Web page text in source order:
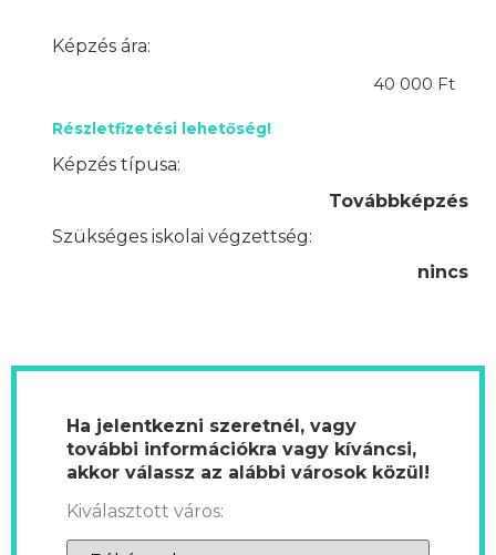
Képzés ára:
40 000 Ft
Részletfizetési lehetőség!
Képzés típusa:
Továbbképzés
Szükséges iskolai végzettség:
nincs
Ha jelentkezni szeretnél, vagy
további információkra vagy kíváncsi,
akkor válassz az alábbi városok közül!
Kiválasztott város: